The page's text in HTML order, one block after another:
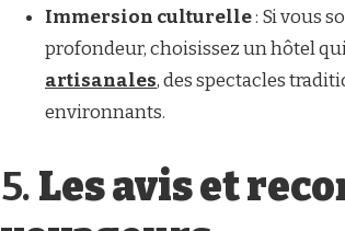
Immersion culturelle: Si vous
profondeur, choisissez un hôtel
artisanales, des spectacles
environnants.
5. Les avis et